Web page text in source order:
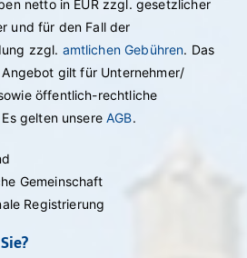
netto in EUR zzgl. gesetzlicher
und für den Fall der
zzgl. amtlichen Gebühren. Das
gilt für Unternehmer/
öffentlich-rechtliche
gelten unsereAGB.
Gemeinschaft
Registrierung